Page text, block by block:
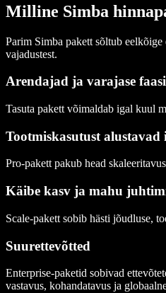
Milline Simba
Parim Simba pakett sõltub eelkõige
vajadustest.
Arendajad ja varajase
Tasuta pakett võimaldab igal kuul
Tootmiskasutust
Pro-pakett pakub head
Käibe kasv ja mahu
Scale-pakett sobib hästi jõudluse,
Suurettevõtted
Enterprise-paketid sobivad
vastavus, kohandatavus ja